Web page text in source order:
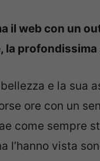
il web con un
la
e la sua
ore con un
come sempre
l’hanno vista